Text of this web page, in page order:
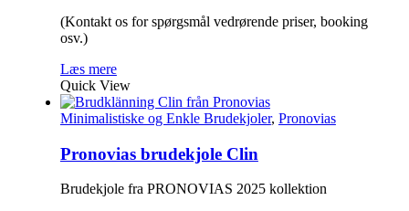
(Kontakt os for spørgsmål vedrørende priser, booking
osv.)
Læs mere
Quick View
Minimalistiske og Enkle Brudekjoler, Pronovias
Pronovias brudekjole Clin
Brudekjole fra PRONOVIAS 2025 kollektion